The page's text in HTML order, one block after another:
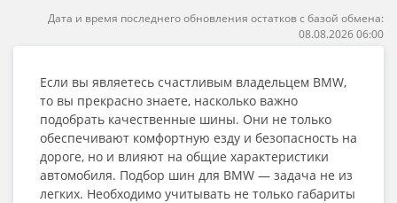
Дата и время последнего обновления остатков с базой обмена:
08.08.2026 06:00
Если вы являетесь счастливым владельцем BMW,
то вы прекрасно знаете, насколько важно
подобрать качественные шины. Они не только
обеспечивают комфортную езду и безопасность на
дороге, но и влияют на общие характеристики
автомобиля. Подбор шин для BMW — задача не из
легких. Необходимо учитывать не только габариты